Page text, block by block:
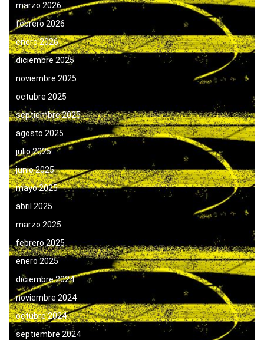
marzo 2026
febrero 2026
enero 2026
diciembre 2025
noviembre 2025
octubre 2025
septiembre 2025
agosto 2025
julio 2025
junio 2025
mayo 2025
abril 2025
marzo 2025
febrero 2025
enero 2025
diciembre 2024
noviembre 2024
octubre 2024
septiembre 2024